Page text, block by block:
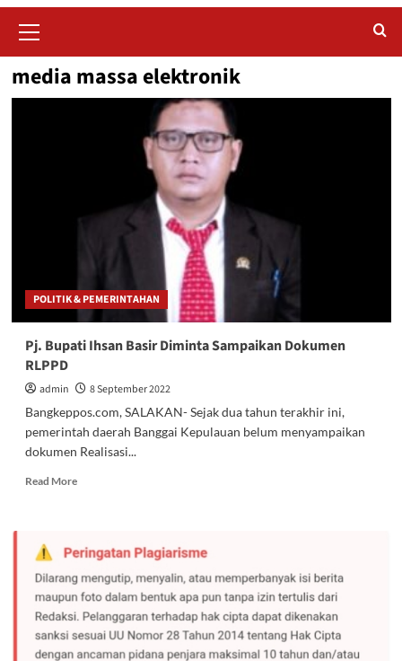
Menu
media massa elektronik
POLITIK & PEMERINTAHAN
Pj. Bupati Ihsan Basir Diminta Sampaikan Dokumen
RLPPD
admin
8 September 2022
Bangkeppos.com, SALAKAN- Sejak dua tahun terakhir ini,
pemerintah daerah Banggai Kepulauan belum menyampaikan
dokumen Realisasi...
Read MoreRead
Bupati
Ihsan
Basir
Diminta
Sampaikan
Dokumen
RLPPD